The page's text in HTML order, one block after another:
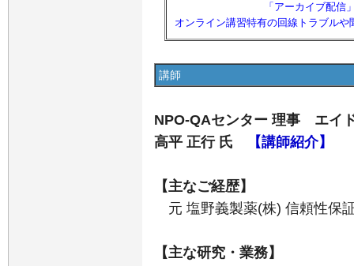
「アーカイブ配信
オンライン講習特有の回線トラブル
講師
NPO-QAセンター 理事 エイ
高平 正行 氏
【講師紹介】
【主なご経歴】
元 塩野義製薬(株) 信頼性保
【主な研究・業務】